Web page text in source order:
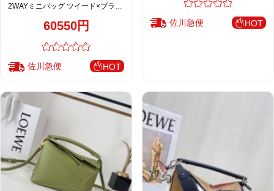
2WAYミニバッグ ツイード×ブラウ
上質仕上げ60550円
佐川急便 HOT
佐川急便 HOT